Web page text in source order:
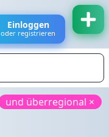
Einloggen
oder registrieren
und überregional ×